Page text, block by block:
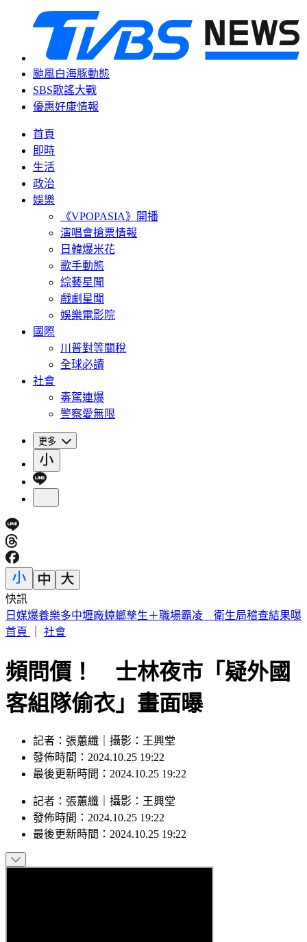
颱風白海豚動態
SBS歌謠大戰
優惠好康情報
首頁
即時
生活
政治
娛樂
《VPOPASIA》開播
演唱會搶票情報
日韓爆米花
歌手動態
綜藝星聞
戲劇星聞
娛樂電影院
國際
川普對等關稅
全球必讀
社會
毒駕連爆
警察愛無限
更多
快訊
SBS歌謠大戰／IAN優雅猶如仙杜蕾拉 成燦、是溫化身王子
護航
頻問價！ 士林夜市「疑外國
客組隊偷衣」畫面曝
記者：張蕙纖｜攝影：王興堂
發佈時間：2024.10.25 19:22
記者：張蕙纖｜攝影：王興堂
發佈時間：2024.10.25 19:22